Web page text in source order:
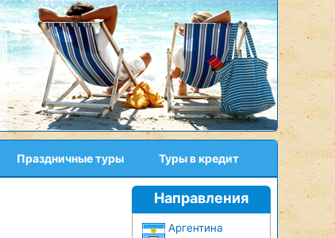
Праздничные туры Туры в кредит
Направления
Аргентина